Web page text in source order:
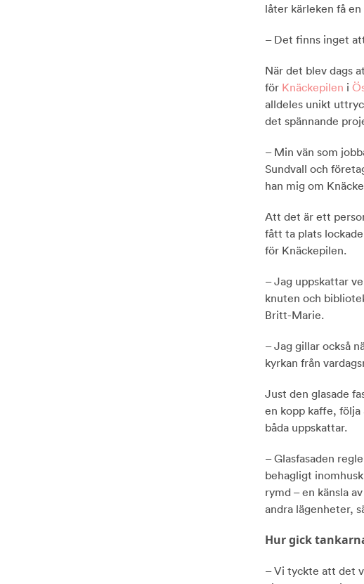
låter kärleken få en
– Det finns inget
När det blev dags
för Knäckepilen i
alldeles unikt
det spännande
– Min vän som
Sundvall och
han mig om
Att det är ett
fått ta plats
för Knäckepilen.
– Jag uppskattar
knuten och
Britt-Marie.
– Jag gillar också
kyrkan från
Just den glasade
en kopp kaffe, följa
båda uppskattar.
– Glasfasaden
behagligt
rymd – en känsla
andra lägenheter,
Hur gick
– Vi tyckte att det